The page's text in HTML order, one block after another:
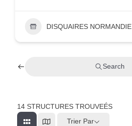
DISQUAIRES NORMANDIE
Search
14 STRUCTURES TROUVEÉS
Trier Par